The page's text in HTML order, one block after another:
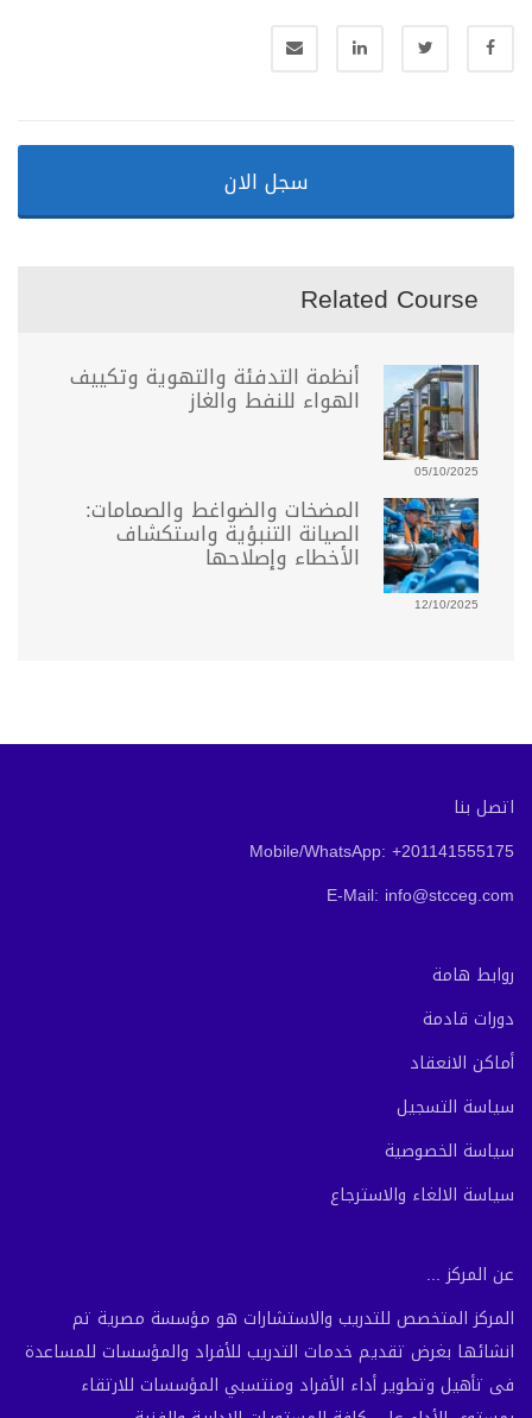
سجل الان
Related Course
أنظمة التدفئة والتهوية وتكييف
الهواء للنفط والغاز
05/10/2025
المضخات والضواغط والصمامات:
الصيانة التنبؤية واستكشاف
الأخطاء وإصلاحها
12/10/2025
اتصل بنا
Mobile/WhatsApp: +201141555175
E-Mail: info@stcceg.com
روابط هامة
دورات قادمة
أماكن الانعقاد
سياسة التسجيل
سياسة الخصوصية
سياسة الالغاء والاسترجاع
عن المركز ...
المركز المتخصص للتدريب والاستشارات هو مؤسسة مصرية تم
انشائها بغرض تقديم خدمات التدريب للأفراد والمؤسسات للمساعدة
فى تأهيل وتطوير أداء الأفراد ومنتسبي المؤسسات للارتقاء